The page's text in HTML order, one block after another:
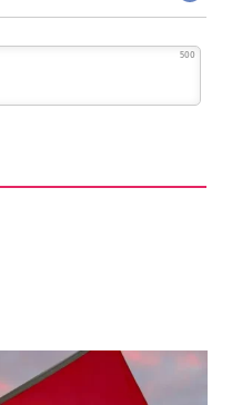
500